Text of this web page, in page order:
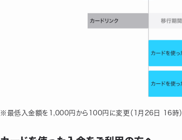
※最低入金額を1,000円から100円に変更（1月26日 16時）